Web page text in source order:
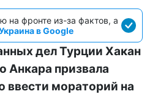
на фронте из-за фактов, а
в Google
дел Турции Хакан
Анкара призвала
ввести мораторий на